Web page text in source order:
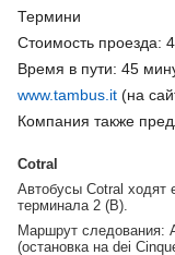
Термини
Стоимость проезда:
Время в пути: 45
www.tambus.it (на
Компания также
Cotral
Автобусы Cotral ходят
терминала 2 (В).
Маршрут следования:
(остановка на dei